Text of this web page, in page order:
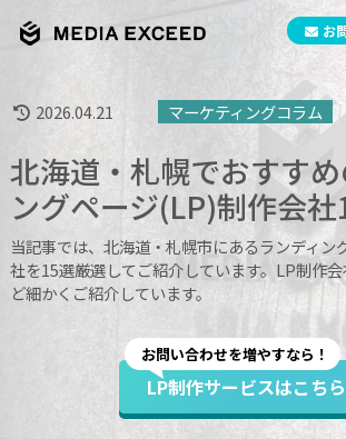
お
2026.04.21 マーケティングコラム
北海道・札幌でおすすめ
ングページ(LP)制作会社
当記事では、北海道・札幌市にあるランディン
社を15選厳選してご紹介しています。LP制作
ど細かくご紹介しています。
お問い合わせを増やすなら！
LP制作サービスはこちら